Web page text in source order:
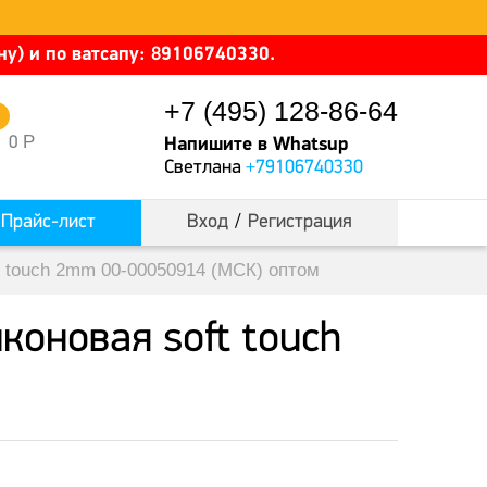
и по ватсапу: 89106740330.
0 Р
+7 (495) 128-86-64
Напишите в Whatsup
Светлана +79106740330
Прайс-лист Вход / Регистрация
touch 2mm 00-00050914 (МСК) оптом
soft touch